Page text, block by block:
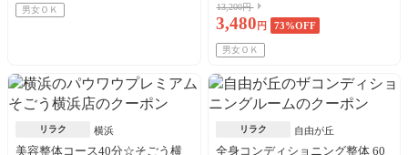
男女ＯＫ
13,200円
3,480 円 73%OFF
男女ＯＫ
リラク 横浜
美容整体コース40分☆そごう横
リラク 自由が丘
全身コンディショニング整体 60